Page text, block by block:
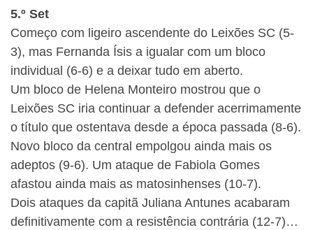
5.º Set
Começo com ligeiro ascendente do Leixões SC (5-
3), mas Fernanda Ísis a igualar com um bloco
individual (6-6) e a deixar tudo em aberto.
Um bloco de Helena Monteiro mostrou que o
Leixões SC iria continuar a defender acerrimamente
o título que ostentava desde a época passada (8-6).
Novo bloco da central empolgou ainda mais os
adeptos (9-6). Um ataque de Fabiola Gomes
afastou ainda mais as matosinhenses (10-7).
Dois ataques da capitã Juliana Antunes acabaram
definitivamente com a resistência contrária (12-7)…